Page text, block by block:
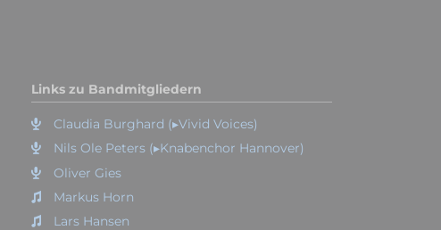
Links zu Bandmitgliedern
Claudia Burghard (▸Vivid Voices)
Nils Ole Peters (▸Knabenchor Hannover)
Oliver Gies
Markus Horn
Lars Hansen